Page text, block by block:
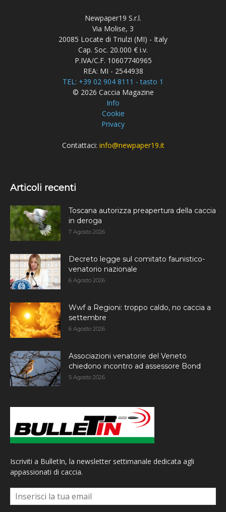
Newpaper19 S.r.l.
Via Molise, 3
20085 Locate di Triulzi (MI) - Italy
Cap. Soc. 20.000 € i.v.
P.IVA/C.F. 10607740965
REA: MI - 2544938
TEL: +39 02 904 8111 - tasto 1
© 2026 Caccia Magazine
Info
Cookie
Privacy
Contattaci: info@newpaper19.it
Articoli recenti
Toscana autorizza preapertura della caccia
in deroga
7 Agosto 2026
Decreto legge sul comitato faunistico-
venatorio nazionale
6 Agosto 2026
Wwf a Regioni: troppo caldo, no caccia a
settembre
6 Agosto 2026
Associazioni venatorie del Veneto
chiedono incontro ad assessore Bond
5 Agosto 2026
Iscriviti a BulletIn, la newsletter settimanale dedicata agli
appassionati di caccia.